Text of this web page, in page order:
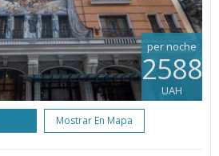
per noche
2588
UAH
Mostrar En Mapa